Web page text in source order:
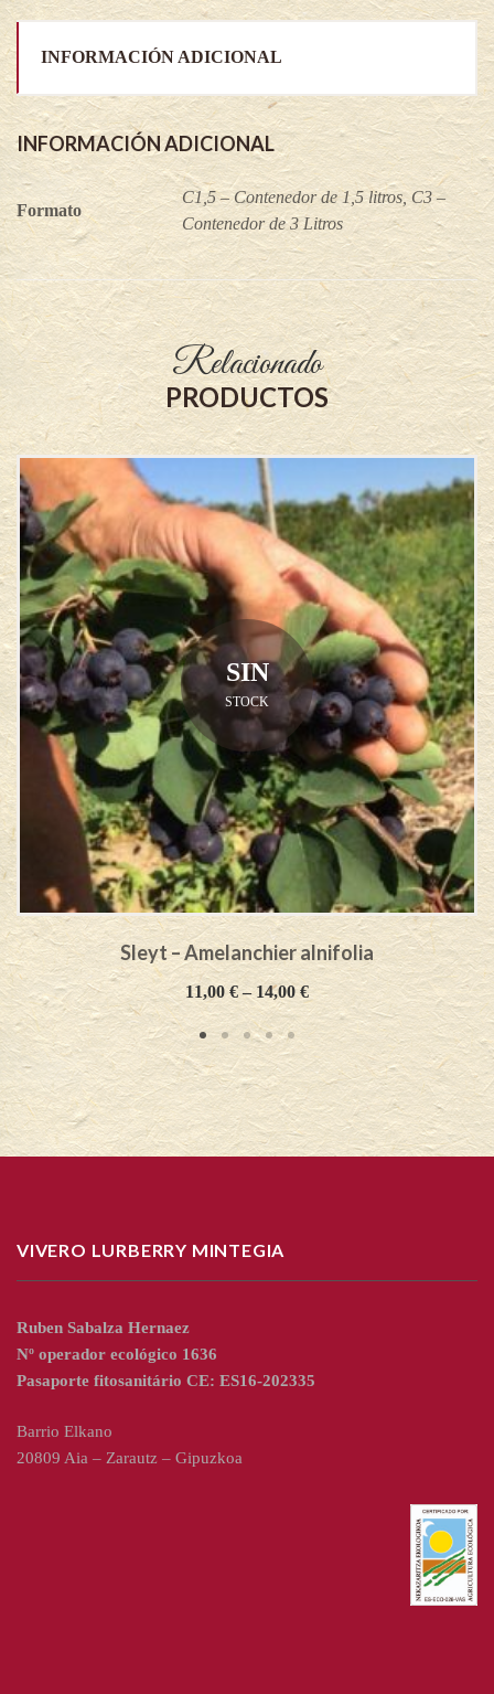
INFORMACIÓN ADICIONAL
INFORMACIÓN ADICIONAL
Formato
C1,5 – Contenedor de 1,5 litros, C3 –
Contenedor de 3 Litros
Relacionado
PRODUCTOS
SIN
STOCK
Sleyt – Amelanchier alnifolia
11,00 €–14,00 €
VIVERO LURBERRY MINTEGIA
Ruben Sabalza Hernaez
Nº operador ecológico 1636
Pasaporte fitosanitário CE: ES16-202335
Barrio Elkano
20809 Aia – Zarautz – Gipuzkoa